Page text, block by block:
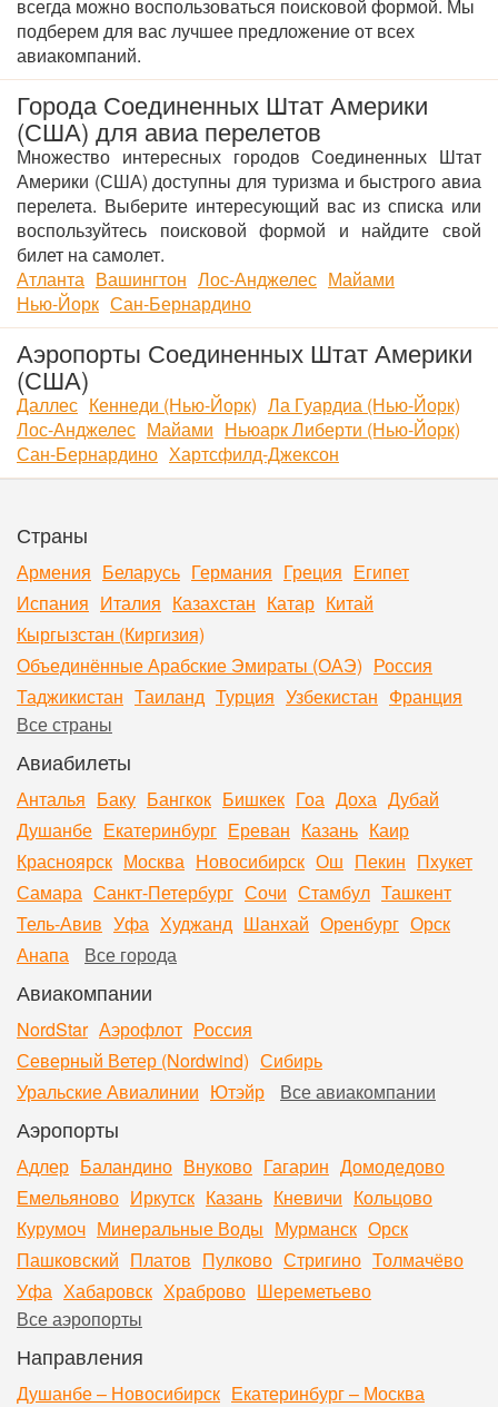
всегда можно воспользоваться поисковой формой. Мы
подберем для вас лучшее предложение от всех
авиакомпаний.
Города Соединенных Штат Америки
(США) для авиа перелетов
Множество интересных городов Соединенных Штат
Америки (США) доступны для туризма и быстрого авиа
перелета. Выберите интересующий вас из списка или
воспользуйтесь поисковой формой и найдите свой
билет на самолет.
Атланта Вашингтон Лос-Анджелес Майами
Нью-Йорк Сан-Бернардино
Аэропорты Соединенных Штат Америки
(США)
Даллес Кеннеди (Нью-Йорк) Ла Гуардиа (Нью-Йорк)
Лос-Анджелес Майами Ньюарк Либерти (Нью-Йорк)
Сан-Бернардино Хартсфилд-Джексон
Страны
Армения Беларусь Германия Греция Египет
Испания Италия Казахстан Катар Китай
Кыргызстан (Киргизия)
Объединённые Арабские Эмираты (ОАЭ) Россия
Таджикистан Таиланд Турция Узбекистан Франция
Все страны
Авиабилеты
Анталья Баку Бангкок Бишкек Гоа Доха Дубай
Душанбе Екатеринбург Ереван Казань Каир
Красноярск Москва Новосибирск Ош Пекин Пхукет
Самара Санкт-Петербург Сочи Стамбул Ташкент
Тель-Авив Уфа Худжанд Шанхай Оренбург Орск
Анапа
Все города
Авиакомпании
NordStar Аэрофлот Россия
Северный Ветер (Nordwind) Сибирь
Уральские Авиалинии Ютэйр Все авиакомпании
Аэропорты
Адлер Баландино Внуково Гагарин Домодедово
Емельяново Иркутск Казань Кневичи Кольцово
Курумоч Минеральные Воды Мурманск Орск
Пашковский Платов Пулково Стригино Толмачёво
Уфа Хабаровск Храброво Шереметьево
Все аэропорты
Направления
Душанбе – Новосибирск Екатеринбург – Москва